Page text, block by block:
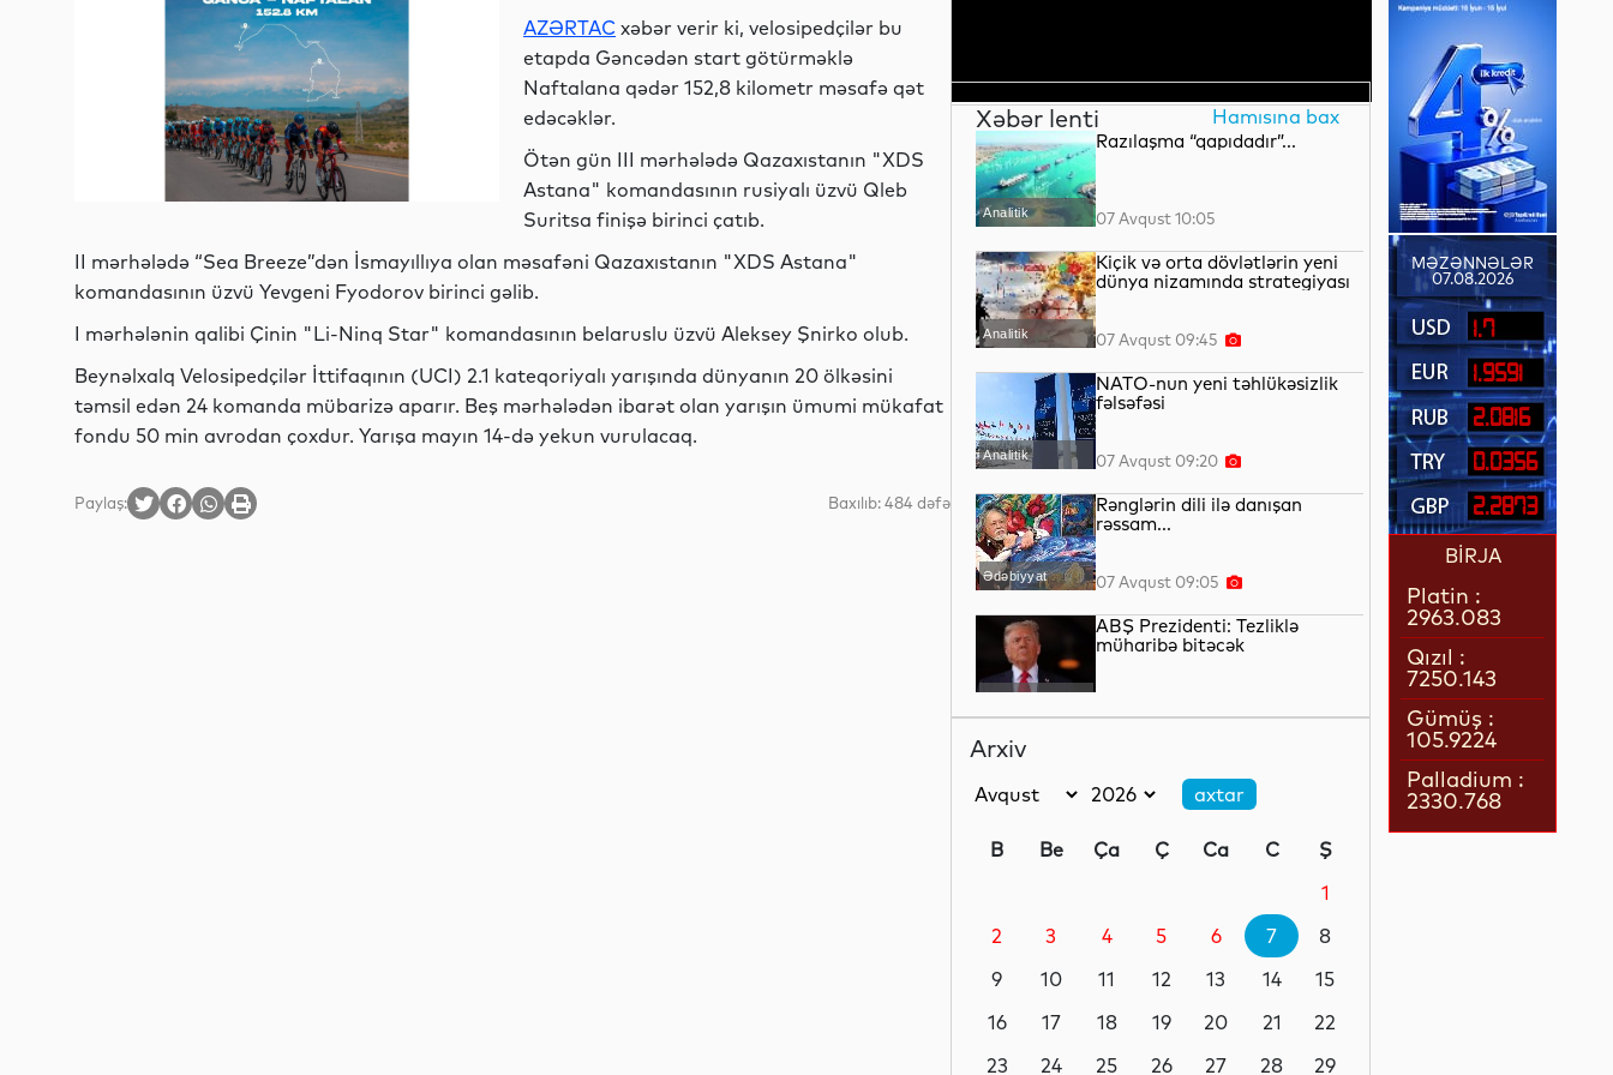
AZƏRTAC xəbər verir ki, velosipedçilər bu
etapda Gəncədən start götürməklə
Naftalana qədər 152,8 kilometr məsafə qət
edəcəklər.
Ötən gün III mərhələdə Qazaxıstanın "XDS
Astana" komandasının rusiyalı üzvü Qleb
Suritsa finişə birinci çatıb.
II mərhələdə “Sea Breeze”dən İsmayıllıya olan məsafəni Qazaxıstanın "XDS Astana"
komandasının üzvü Yevgeni Fyodorov birinci gəlib.
I mərhələnin qalibi Çinin "Li-Ninq Star" komandasının belaruslu üzvü Aleksey Şnirko olub.
Beynəlxalq Velosipedçilər İttifaqının (UCI) 2.1 kateqoriyalı yarışında dünyanın 20 ölkəsini
təmsil edən 24 komanda mübarizə aparır. Beş mərhələdən ibarət olan yarışın ümumi mükafat
fondu 50 min avrodan çoxdur. Yarışa mayın 14-də yekun vurulacaq.
Paylaş: Baxılıb: 484 dəfə
Xəbər lenti Hamısına bax
Analitik
Razılaşma “qapıdadır”...
07 Avqust 10:05
Analitik
Kiçik və orta dövlətlərin yeni
dünya nizamında strategiyası
07 Avqust 09:45
Analitik
NATO-nun yeni təhlükəsizlik
fəlsəfəsi
07 Avqust 09:20
Ədəbiyyat
Rənglərin dili ilə danışan
rəssam...
07 Avqust 09:05
Dünya
ABŞ Prezidenti: Tezliklə
müharibə bitəcək
bilibsə, buna görə xalqa
borcludur
Dünya
hər gün təqribən 3,5 min nəfər
06 Avqust 23:10
İdman
KL: “Qarabağ” səfərdən
06 Avqust 23:07
Arxiv
B Be Ça Ç Ca C
Ş
1
2
3 4 5 6 7
8
9
10 11 12 13 14
15
16
17 18 19 20 21
22
23
24 25 26 27 28
29
MƏZƏNNƏLƏR
07.08.2026
1.7
1.9591
2.0816
0.0356
2.2873
BİRJA
Platin :
2963.083
Qızıl :
7250.143
Gümüş :
105.9224
Palladium :
2330.768